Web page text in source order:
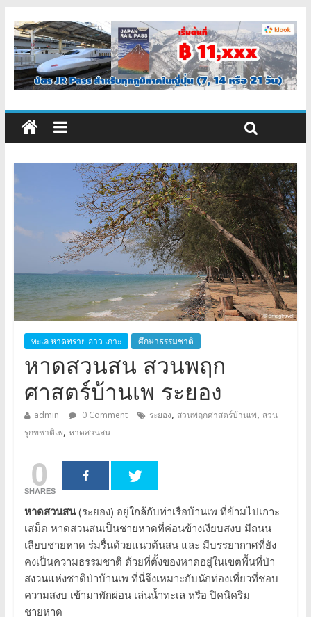
ทะเล หาดทราย อ่าว เกาะ ศึกษาธรรมชาติ
หาดสวนสน สวนพฤก
ศาสตร์บ้านเพ ระยอง
admin 0 Comment ระยอง, สวนพฤกศาสตร์บ้านเพ, สวน
รุกขชาติเพ, หาดสวนสน
0
SHARES
หาดสวนสน(ระยอง) อยู่ใกล้กับท่าเรือบ้านเพ ที่ข้ามไปเกาะ
เสม็ด หาดสวนสนเป็นชายหาดที่ค่อนข้างเงียบสงบ มีถนน
เลียบชายหาด ร่มรื่นด้วยแนวต้นสน และ มีบรรยากาศที่ยัง
คงเป็นความธรรมชาติ ด้วยที่ตั้งของหาดอยู่ในเขตพื้นที่ป่า
สงวนแห่งชาติป่าบ้านเพ ที่นี่จึงเหมาะกับนักท่องเที่ยวที่ชอบ
ความสงบ เข้ามาพักผ่อน เล่นน้ำทะเล หรือ ปิคนิคริม
ชายหาด